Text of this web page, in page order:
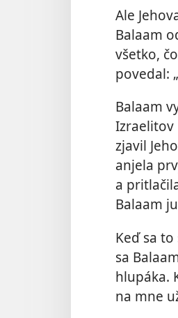
Ale
Balaam
všetko,
povedal:
Balaam
Izraelitov
zjavil
anjela
a
Balaam
Keď sa
sa
hlupáka.
na mne